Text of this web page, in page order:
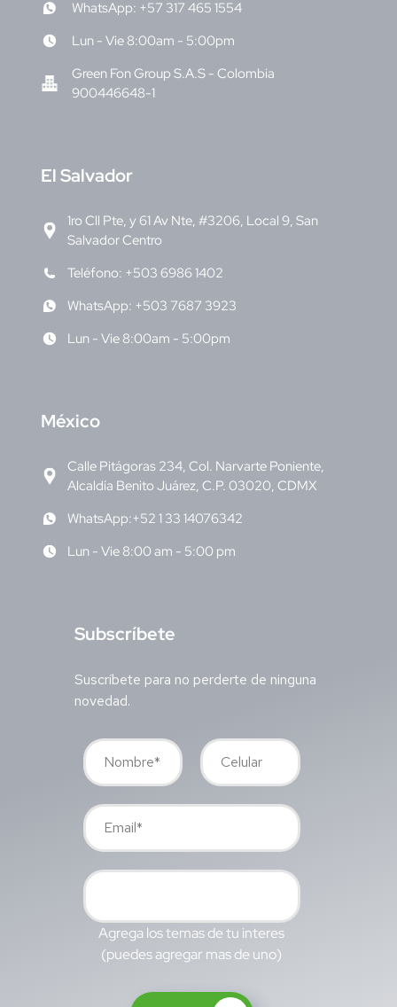
WhatsApp: +57 317 465 1554
Lun - Vie 8:00am - 5:00pm
Green Fon Group S.A.S - Colombia
900446648-1
El Salvador
1ro Cll Pte, y 61 Av Nte, #3206, Local 9, San
Salvador Centro
Teléfono: +503 6986 1402
WhatsApp: +503 7687 3923
Lun - Vie 8:00am - 5:00pm
México
Calle Pitágoras 234, Col. Narvarte Poniente,
Alcaldía Benito Juárez, C.P. 03020, CDMX
WhatsApp:+52 1 33 14076342
Lun - Vie 8:00 am - 5:00 pm
Subscríbete
Suscríbete para no perderte de ninguna
novedad.
Agrega los temas de tu interes
(puedes agregar mas de uno)